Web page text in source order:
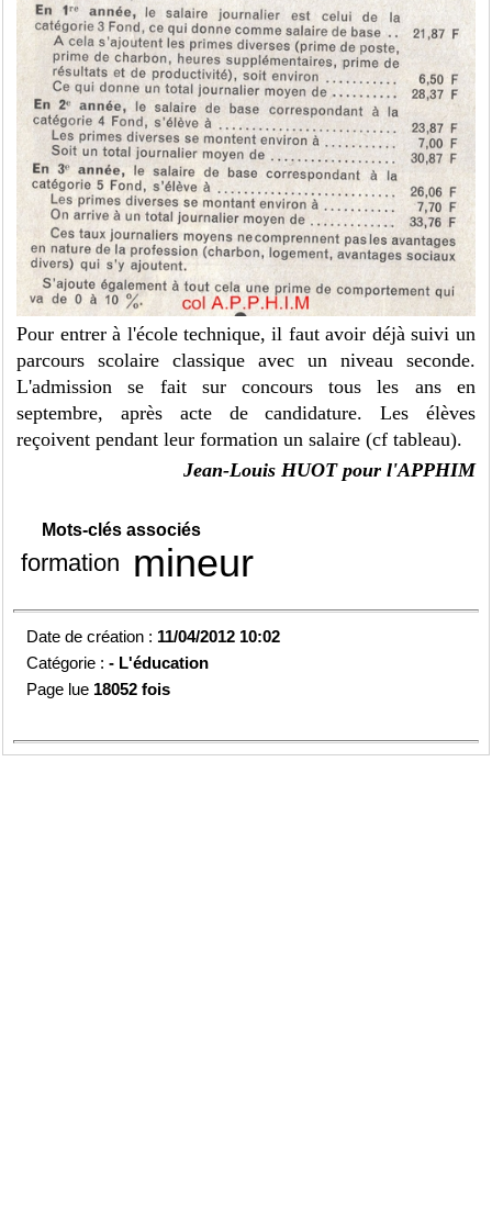
Pour entrer à l'école technique, il faut avoir déjà suivi un
parcours scolaire classique avec un niveau seconde.
L'admission se fait sur concours tous les ans en
septembre, après acte de candidature. Les élèves
reçoivent pendant leur formation un salaire (cf tableau).
Jean-Louis HUOT pour l'APPHIM
Mots-clés associés
formation mineur
Date de création : 11/04/2012 10:02
Catégorie :- L'éducation
Page lue 18052 fois